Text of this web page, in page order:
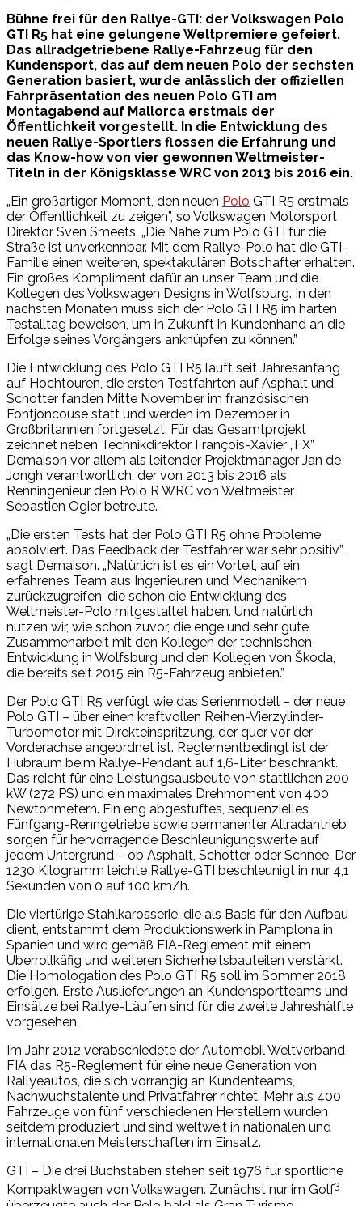
Bühne frei für den Rallye-GTI: der Volkswagen Polo
GTI R5 hat eine gelungene Weltpremiere gefeiert.
Das allradgetriebene Rallye-Fahrzeug für den
Kundensport, das auf dem neuen Polo der sechsten
Generation basiert, wurde anlässlich der offiziellen
Fahrpräsentation des neuen Polo GTI am
Montagabend auf Mallorca erstmals der
Öffentlichkeit vorgestellt. In die Entwicklung des
neuen Rallye-Sportlers flossen die Erfahrung und
das Know-how von vier gewonnen Weltmeister-
Titeln in der Königsklasse WRC von 2013 bis 2016 ein.
„Ein großartiger Moment, den neuen Polo GTI R5 erstmals
der Öffentlichkeit zu zeigen”, so Volkswagen Motorsport
Direktor Sven Smeets. „Die Nähe zum Polo GTI für die
Straße ist unverkennbar. Mit dem Rallye-Polo hat die GTI-
Familie einen weiteren, spektakulären Botschafter erhalten.
Ein großes Kompliment dafür an unser Team und die
Kollegen des Volkswagen Designs in Wolfsburg. In den
nächsten Monaten muss sich der Polo GTI R5 im harten
Testalltag beweisen, um in Zukunft in Kundenhand an die
Erfolge seines Vorgängers anknüpfen zu können.”
Die Entwicklung des Polo GTI R5 läuft seit Jahresanfang
auf Hochtouren, die ersten Testfahrten auf Asphalt und
Schotter fanden Mitte November im französischen
Fontjoncouse statt und werden im Dezember in
Großbritannien fortgesetzt. Für das Gesamtprojekt
zeichnet neben Technikdirektor François-Xavier „FX”
Demaison vor allem als leitender Projektmanager Jan de
Jongh verantwortlich, der von 2013 bis 2016 als
Renningenieur den Polo R WRC von Weltmeister
Sébastien Ogier betreute.
„Die ersten Tests hat der Polo GTI R5 ohne Probleme
absolviert. Das Feedback der Testfahrer war sehr positiv”,
sagt Demaison. „Natürlich ist es ein Vorteil, auf ein
erfahrenes Team aus Ingenieuren und Mechanikern
zurückzugreifen, die schon die Entwicklung des
Weltmeister-Polo mitgestaltet haben. Und natürlich
nutzen wir, wie schon zuvor, die enge und sehr gute
Zusammenarbeit mit den Kollegen der technischen
Entwicklung in Wolfsburg und den Kollegen von Škoda,
die bereits seit 2015 ein R5-Fahrzeug anbieten.”
Der Polo GTI R5 verfügt wie das Serienmodell – der neue
Polo GTI – über einen kraftvollen Reihen-Vierzylinder-
Turbomotor mit Direkteinspritzung, der quer vor der
Vorderachse angeordnet ist. Reglementbedingt ist der
Hubraum beim Rallye-Pendant auf 1,6-Liter beschränkt.
Das reicht für eine Leistungsausbeute von stattlichen 200
kW (272 PS) und ein maximales Drehmoment von 400
Newtonmetern. Ein eng abgestuftes, sequenzielles
Fünfgang-Renngetriebe sowie permanenter Allradantrieb
sorgen für hervorragende Beschleunigungswerte auf
jedem Untergrund – ob Asphalt, Schotter oder Schnee. Der
1230 Kilogramm leichte Rallye-GTI beschleunigt in nur 4,1
Sekunden von 0 auf 100 km/h.
Die viertürige Stahlkarosserie, die als Basis für den Aufbau
dient, entstammt dem Produktionswerk in Pamplona in
Spanien und wird gemäß FIA-Reglement mit einem
Überrollkäfig und weiteren Sicherheitsbauteilen verstärkt.
Die Homologation des Polo GTI R5 soll im Sommer 2018
erfolgen. Erste Auslieferungen an Kundensportteams und
Einsätze bei Rallye-Läufen sind für die zweite Jahreshälfte
vorgesehen.
Im Jahr 2012 verabschiedete der Automobil Weltverband
FIA das R5-Reglement für eine neue Generation von
Rallyeautos, die sich vorrangig an Kundenteams,
Nachwuchstalente und Privatfahrer richtet. Mehr als 400
Fahrzeuge von fünf verschiedenen Herstellern wurden
seitdem produziert und sind weltweit in nationalen und
internationalen Meisterschaften im Einsatz.
GTI – Die drei Buchstaben stehen seit 1976 für sportliche
Kompaktwagen von Volkswagen. Zunächst nur im Golf3